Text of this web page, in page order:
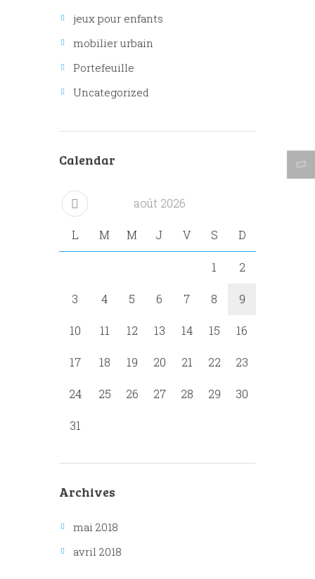
jeux pour enfants
mobilier urbain
Portefeuille
Uncategorized
Calendar
août 2026
L M M J V S D
1 2
3 4 5 6 7 8 9
10 11 12 13 14 15 16
17 18 19 20 21 22 23
24 25 26 27 28 29 30
31
Archives
mai 2018
avril 2018